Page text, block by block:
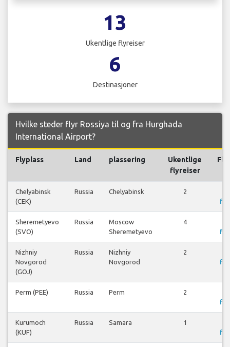
13
Ukentlige flyreiser
6
Destinasjoner
Hvilke steder flyr Rossiya til og fra Hurghada
International Airport?
Flyplass Land plassering
Ukentlige
flyreiser
Chelyabinsk
(CEK)
Russia Chelyabinsk 2
Sheremetyevo
(SVO)
Russia
Moscow
Sheremetyevo
4
Nizhniy
Novgorod
(GOJ)
Russia
Nizhniy
Novgorod
2
Perm (PEE) Russia Perm 2
Kurumoch
(KUF)
Russia Samara 1